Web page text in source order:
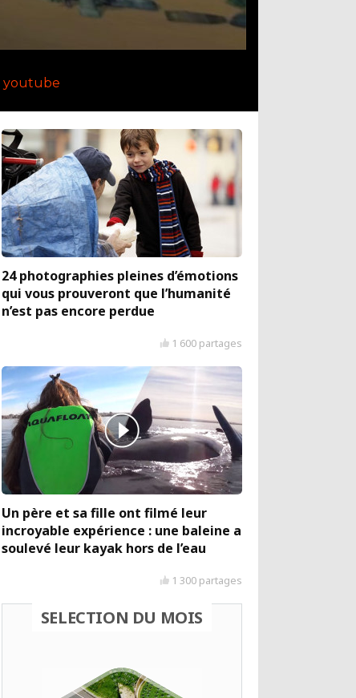
youtube
24 photographies pleines d’émotions
qui vous prouveront que l’humanité
n’est pas encore perdue
1 600 partages
Un père et sa fille ont filmé leur
incroyable expérience : une baleine a
soulevé leur kayak hors de l’eau
1 300 partages
SELECTION DU MOIS